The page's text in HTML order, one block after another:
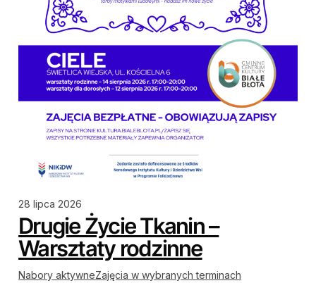
28 lipca 2026
Drugie Życie Tkanin –
Warsztaty rodzinne
Nabory aktywneZajęcia w wybranych terminach